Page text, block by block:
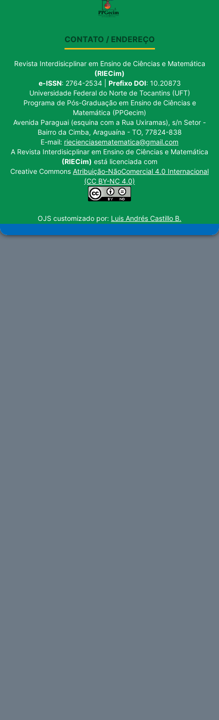
CONTATO / ENDEREÇO
Revista Interdisicplinar em Ensino de Ciências e Matemática
(RIECim)
e-ISSN: 2764-2534 | Prefixo DOI: 10.20873
Universidade Federal do Norte de Tocantins (UFT)
Programa de Pós-Graduação em Ensino de Ciências e
Matemática (PPGecim)
Avenida Paraguai (esquina com a Rua Uxiramas), s/n Setor -
Bairro da Cimba, Araguaína - TO, 77824-838
E-mail: riecienciasematematica@gmail.com
A Revista Interdisicplinar em Ensino de Ciências e Matemática
(RIECim) está licenciada com
Creative Commons Atribuição-NãoComercial 4.0 Internacional
(CC BY-NC 4.0)
OJS customizado por: Luis Andrés Castillo B.